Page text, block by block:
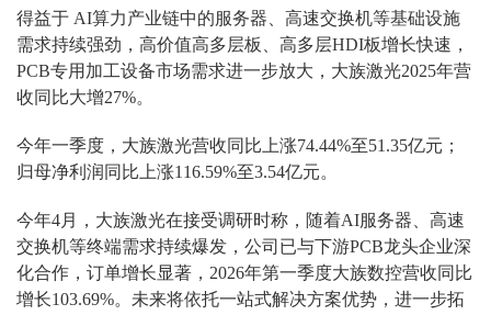
得益于 AI算力产业链中的服务器、高速交换机等基础设施
需求持续强劲，高价值高多层板、高多层HDI板增长快速，
PCB专用加工设备市场需求进一步放大，大族激光2025年营
收同比大增27%。
今年一季度，大族激光营收同比上涨74.44%至51.35亿元；
归母净利润同比上涨116.59%至3.54亿元。
今年4月，大族激光在接受调研时称，随着AI服务器、高速
交换机等终端需求持续爆发，公司已与下游PCB龙头企业深
化合作，订单增长显著，2026年第一季度大族数控营收同比
增长103.69%。未来将依托一站式解决方案优势，进一步拓